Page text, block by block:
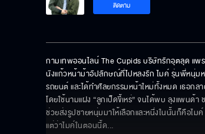
ติดตาม
กามเทพออนไลน์ The Cupids บริษัทรักอุตลุด แพ
นังแก้วหน้าม้าอัปลักษณ์ที่ไปหลงรัก ไมค์ รุ่นพี่หนุ่มห
รถยนต์ และได้ทำศัลยกรรมหน้าใหม่ทั้งหมด เธอก
โดยใช้นามแฝง “ลูกเป็ดขี้เหร่” จนได้พบ ลุงแพนด้
ช่วยส่งรูปชายหนุ่มมาให้เลือกและหนึ่งในนั้นก็คือไ
แต่ว่าไมค์ในตอนนี้ด...